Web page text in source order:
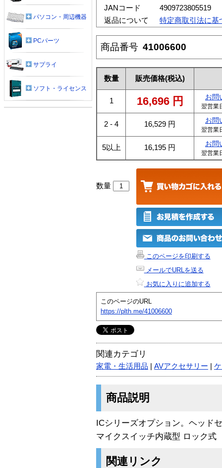
JANコード
4909723805519
返品について
特定商取引法に基
商品番号 41006600
数量 販売価格(税込)
1 16,696 円 お問
翌営業
2 - 4 16,529 円 お問
翌営業
5以上 16,195 円 お問
翌営業
数量
このページを印刷する
メールでURLを送る
お気に入りに追加する
このページのURL
https://plth.me/41006600
関連カテゴリ
家電・生活用品 AVアクセサリー
商品説明
ICシリーズオプション。ヘッド
マイクスイッチ内蔵型 ロック式
関連リンク
パソコン・周辺機器
PCパーツ
サプライ
ソフト・ライセンス